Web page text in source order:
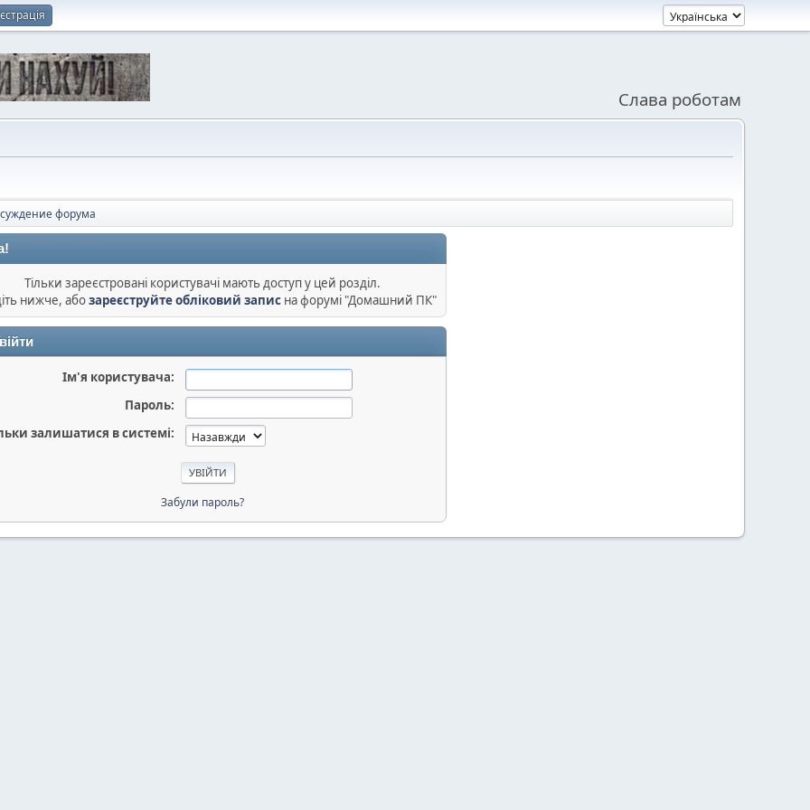
Слава роботам
форума
Тільки зареєстровані користувачі мають доступ у цей розділ.
нижче, абозареєструйте обліковий записна форумі "Домашний ПК"
Ім'я користувача:
Пароль:
залишатися в системі:
Забули пароль?